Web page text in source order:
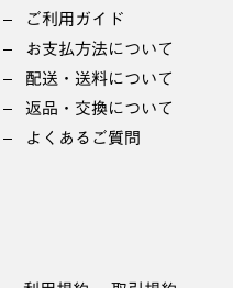
ご利用ガイド
お支払方法について
配送・送料について
返品・交換について
よくあるご質問